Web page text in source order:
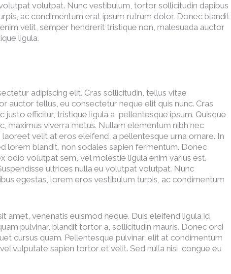
volutpat. Nunc vestibulum, tortor sollicitudin dapibus
ac condimentum erat ipsum rutrum dolor. Donec blandit
velit, semper hendrerit tristique non, malesuada auctor
ligula.
adipiscing elit. Cras sollicitudin, tellus vitae
auctor tellus, eu consectetur neque elit quis nunc. Cras
efficitur, tristique ligula a, pellentesque ipsum. Quisque
maximus viverra metus. Nullam elementum nibh nec
velit at eros eleifend, a pellentesque urna ornare. In
lorem blandit, non sodales sapien fermentum. Donec
odio volutpat sem, vel molestie ligula enim varius est.
ultrices nulla eu volutpat volutpat. Nunc
egestas, lorem eros vestibulum turpis, ac condimentum
amet, venenatis euismod neque. Duis eleifend ligula id
pulvinar, blandit tortor a, sollicitudin mauris. Donec orci
cursus quam. Pellentesque pulvinar, elit at condimentum
vulputate sapien tortor et velit. Sed nulla nisi, congue eu